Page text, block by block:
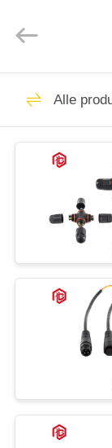
HUIS
ONS
PRIVACY
Ltd..
Alle